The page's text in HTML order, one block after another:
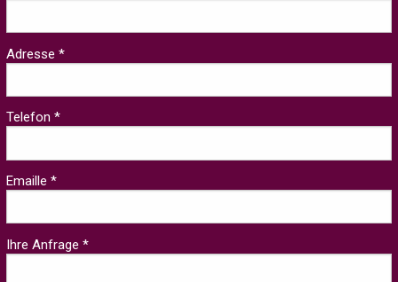
Adresse *
Telefon *
Emaille *
Ihre Anfrage *